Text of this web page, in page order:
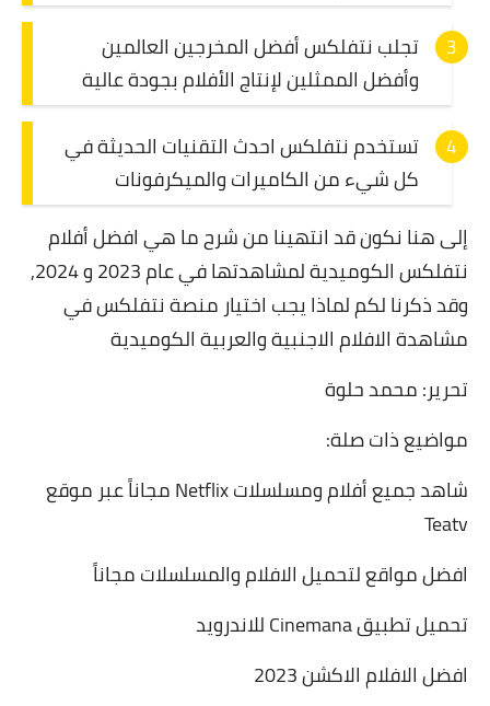
تجلب نتفلكس أفضل المخرجين العالمين
وأفضل الممثلين لإنتاج الأفلام بجودة عالية
تستخدم نتفلكس احدث التقنيات الحديثة في
كل شيء من الكاميرات والميكرفونات
إلى هنا نكون قد انتهينا من شرح ما هي افضل أفلام
نتفلكس الكوميدية لمشاهدتها في عام 2023 و 2024,
وقد ذكرنا لكم لماذا يجب اختيار منصة نتفلكس في
مشاهدة الافلام الاجنبية والعربية الكوميدية
تحرير: محمد حلوة
مواضيع ذات صلة:
شاهد جميع أفلام ومسلسلات Netflix مجاناً عبر موقع
Teatv
افضل مواقع لتحميل الافلام والمسلسلات مجاناً
تحميل تطبيق Cinemana للاندرويد
افضل الافلام الاكشن 2023